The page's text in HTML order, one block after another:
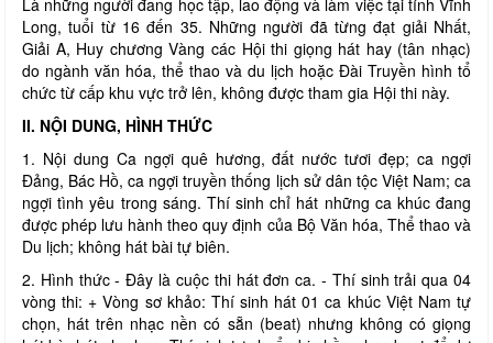
Long, tuổi từ 16 đến 35. Những người đã từng đạt giải Nhất,
Giải A, Huy chương Vàng các Hội thi giọng hát hay (tân nhạc)
do ngành văn hóa, thể thao và du lịch hoặc Đài Truyền hình tổ
chức từ cấp khu vực trở lên, không được tham gia Hội thi này.
II. NỘI DUNG, HÌNH THỨC
1. Nội dung Ca ngợi quê hương, đất nước tươi đẹp; ca ngợi
Đảng, Bác Hồ, ca ngợi truyền thống lịch sử dân tộc Việt Nam; ca
ngợi tình yêu trong sáng. Thí sinh chỉ hát những ca khúc đang
được phép lưu hành theo quy định của Bộ Văn hóa, Thể thao và
Du lịch; không hát bài tự biên.
2. Hình thức - Đây là cuộc thi hát đơn ca. - Thí sinh trải qua 04
vòng thi: + Vòng sơ khảo: Thí sinh hát 01 ca khúc Việt Nam tự
chọn, hát trên nhạc nền có sẵn (beat) nhưng không có giọng